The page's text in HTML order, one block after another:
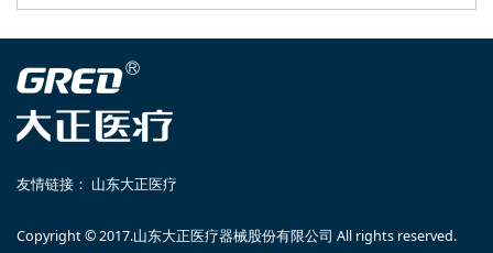
友情链接： 山东大正医疗
Copyright © 2017.山东大正医疗器械股份有限公司 All rights reserved.